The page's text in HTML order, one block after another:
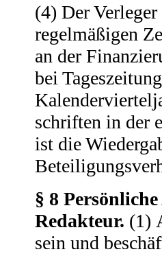
(4) Der
regelmäßigen
an der
bei
schriften in der
ist die
§ 8
Redakteur. (1)
sein und